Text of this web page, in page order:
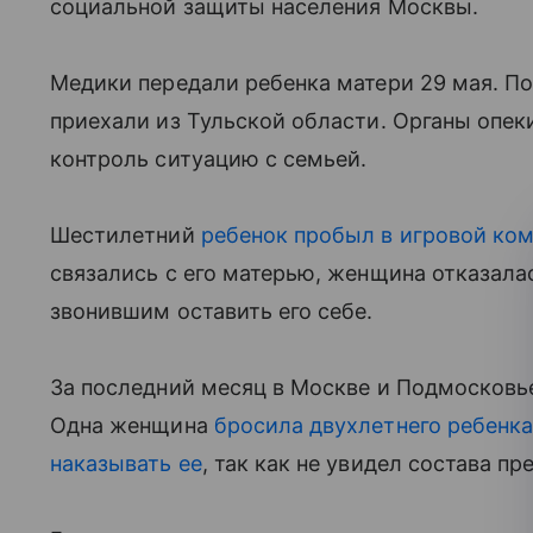
социальной защиты населения Москвы.
Медики передали ребенка матери 29 мая.
приехали из Тульской области. Органы
контроль ситуацию с семьей.
Шестилетний ребенок пробыл в игровой
связались с его матерью, женщина
звонившим оставить его себе.
За последний месяц в Москве и
Одна женщина бросила двухлетнего
наказывать ее, так как не увидел состава